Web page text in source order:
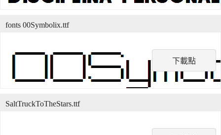
下載點
fonts 00Symbolix.ttf
SaltTruckToTheStars.ttf